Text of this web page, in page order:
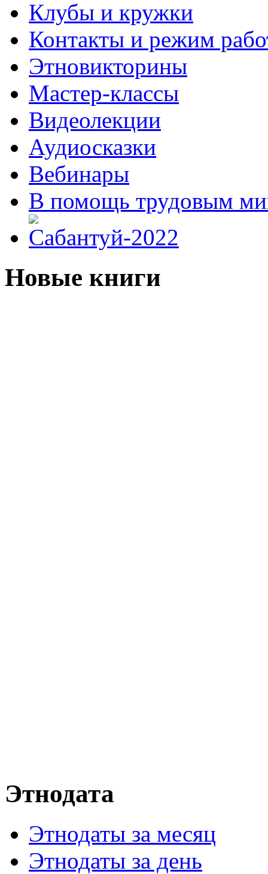
Клубы и кружки
Контакты и режим
Этновикторины
Мастер-классы
Видеолекции
Аудиосказки
Вебинары
В помощь трудовым
Новые книги
Этнодата
Этнодаты за месяц
Этнодаты за день